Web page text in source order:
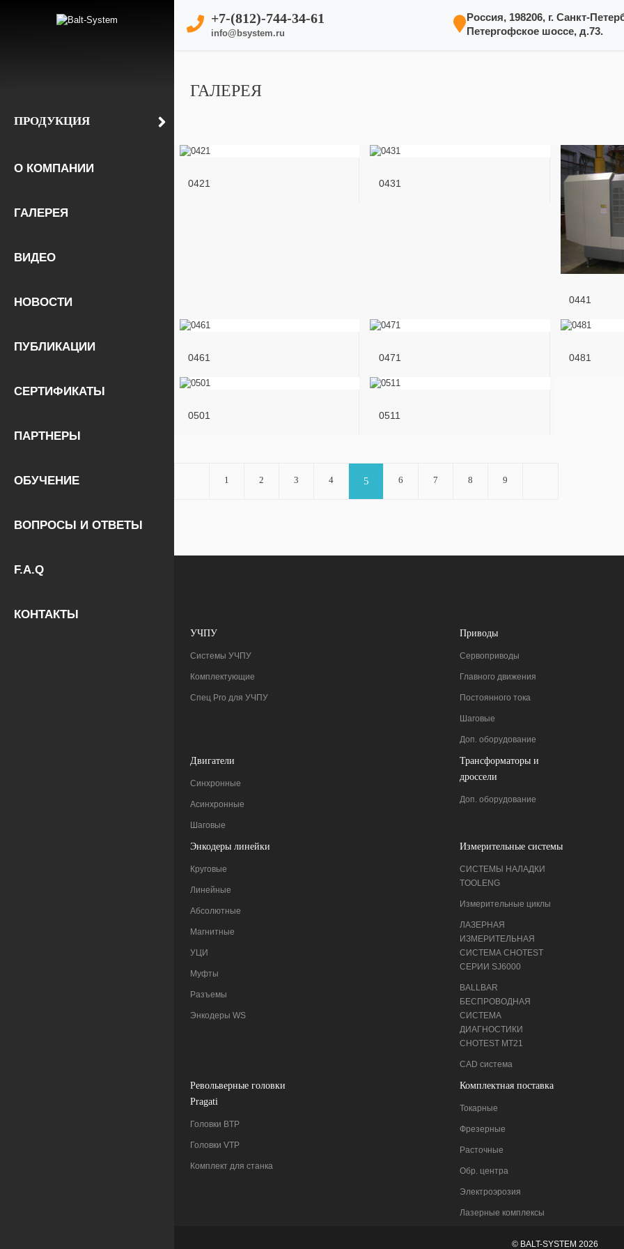
ПРОДУКЦИЯ
О КОМПАНИИ
ГАЛЕРЕЯ
ВИДЕО
НОВОСТИ
ПУБЛИКАЦИИ
СЕРТИФИКАТЫ
ПАРТНЕРЫ
ОБУЧЕНИЕ
ВОПРОСЫ И ОТВЕТЫ
F.A.Q
КОНТАКТЫ
+7-(812)-744-34-61
info@bsystem.ru
Россия, 198206, г. Санкт-
Петергофское шоссе, д.73.
ГАЛЕРЕЯ
0421 0431
0441
0461 0471 0481
0501 0511
1 2 3 4 5 6 7 8 9
УЧПУ
Системы УЧПУ
Комплектующие
Спец Pro для УЧПУ
Приводы
Сервоприводы
Главного движения
Постоянного тока
Шаговые
Доп. оборудование
Двигатели
Синхронные
Асинхронные
Шаговые
Трансформаторы и
дроссели
Доп. оборудование
Энкодеры линейки
Круговые
Линейные
Абсолютные
Магнитные
УЦИ
Муфты
Разъемы
Энкодеры WS
Измерительные системы
СИСТЕМЫ НАЛАДКИ
ТOOLENG
Измерительные циклы
ЛАЗЕРНАЯ
ИЗМЕРИТЕЛЬНАЯ
СИСТЕМА CHOTEST
СЕРИИ SJ6000
BALLBAR
БЕСПРОВОДНАЯ
СИСТЕМА
ДИАГНОСТИКИ
CHOTEST MT21
CAD система
Pевольверные головки
Pragati
Головки BTP
Головки VTP
Комплект для станка
Комплектная поставка
Токарные
Фрезерные
Расточные
Обр. центра
Электроэрозия
Лазерные комплексы
© BALT-SYSTEM 2026